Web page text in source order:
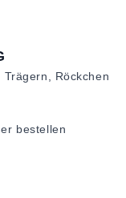
Trägern, Röckchen
bestellen